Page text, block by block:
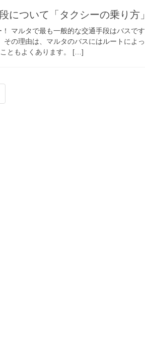
について「タクシーの乗り方」
マルタで最も一般的な交通手段はバスです
の理由は、マルタのバスにはルートによっ
ともよくあります。 […]